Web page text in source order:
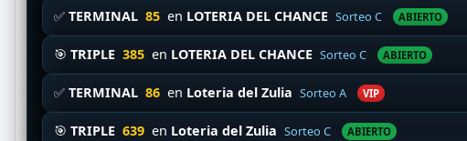
✅ TERMINAL 85 en LOTERIA DEL CHANCE Sorteo C ABIERTO
🎯 TRIPLE 385 en LOTERIA DEL CHANCE Sorteo C ABIERTO
✅ TERMINAL 86 en Loteria del Zulia Sorteo A VIP
🎯 TRIPLE 639 en Loteria del Zulia Sorteo C ABIERTO